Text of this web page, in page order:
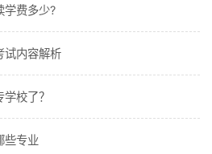
学费多少?
试内容解析
校了？
些专业